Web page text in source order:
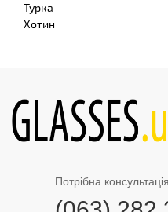
Турка
Хотин
Потрібна